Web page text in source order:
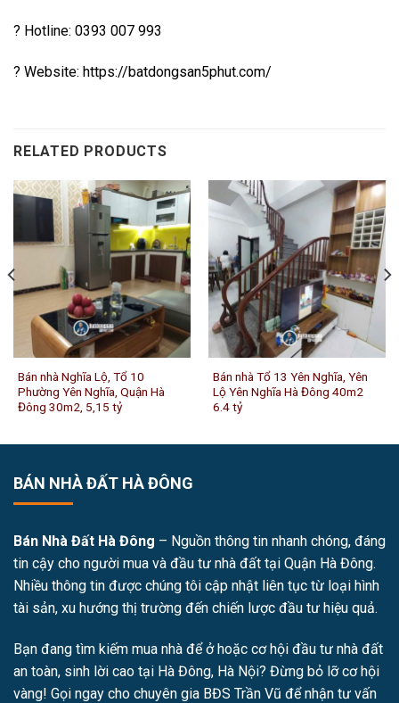
? Hotline: 0393 007 993
? Website: https://batdongsan5phut.com/
RELATED PRODUCTS
Bán nhà Nghĩa Lộ, Tổ 10
Phường Yên Nghĩa, Quận Hà
Đông 30m2, 5,15 tỷ
Bán nhà Tổ 13 Yên Nghĩa, Yên
Lộ Yên Nghĩa Hà Đông 40m2
6.4 tỷ
BÁN NHÀ ĐẤT HÀ ĐÔNG
Bán Nhà Đất Hà Đông – Nguồn thông tin nhanh chóng, đáng
tin cậy cho người mua và đầu tư nhà đất tại Quận Hà Đông.
Nhiều thông tin được chúng tôi cập nhật liên tục từ loại hình
tài sản, xu hướng thị trường đến chiến lược đầu tư hiệu quả.
Bạn đang tìm kiếm mua nhà để ở hoặc cơ hội đầu tư nhà đất
an toàn, sinh lời cao tại Hà Đông, Hà Nội? Đừng bỏ lỡ cơ hội
vàng! Gọi ngay cho chuyên gia BĐS Trần Vũ để nhận tư vấn